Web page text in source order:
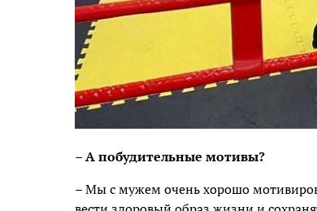
– А побудительные мотивы?
– Мы с мужем очень хорошо